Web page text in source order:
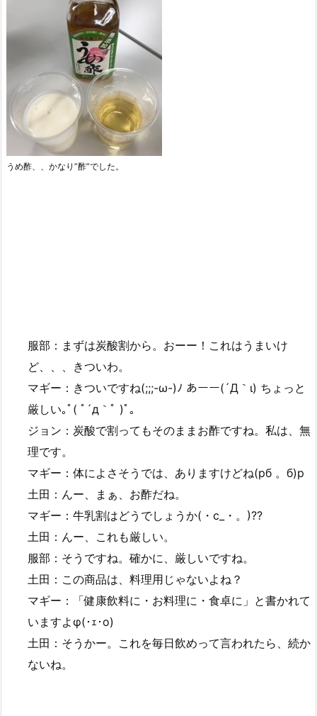
うめ酢、、かなり”酢”でした。
服部：まずは炭酸割から。おーー！これはうまいけ
ど、、、きついわ。
マギー：きついですね(;;;-ω-)ﾉ あーー(´Д｀ι) ちょっと
厳しい｡ﾟ( ﾟ´д｀ﾟ )ﾟ｡
ジョン：炭酸で割ってもそのままお酢ですね。私は、無
理です。
マギー：体によさそうでは、ありますけどね(pб 。б)p
土田：んー、まぁ、お酢だね。
マギー：牛乳割はどうでしょうか(・c_・。)??
土田：んー、これも厳しい。
服部：そうですね。確かに、厳しいですね。
土田：この商品は、料理用じゃないよね？
マギー：「健康飲料に・お料理に・食卓に」と書かれて
いますよφ(･ｪ･o)
土田：そうかー。これを毎日飲めって言われたら、続か
ないね。